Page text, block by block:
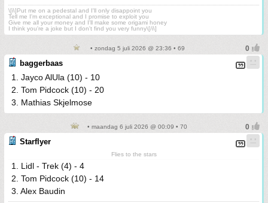
\[i\]Put me on a pedestal and I'll only disappoint you
Tell me I'm exceptional and I promise to exploit you
Give me all your money and I'll make some origami honey
I think you're a joke but I don't find you very funny\[/i\]
• zondag 5 juli 2026 @ 23:36 • 69
baggerbaas
1. Jayco AlUla (10) - 10
2. Tom Pidcock (10) - 20
3. Mathias Skjelmose
• maandag 6 juli 2026 @ 00:09 • 70
Starflyer
Flies to the stars
1. Lidl - Trek (4) - 4
2. Tom Pidcock (10) - 14
3. Alex Baudin